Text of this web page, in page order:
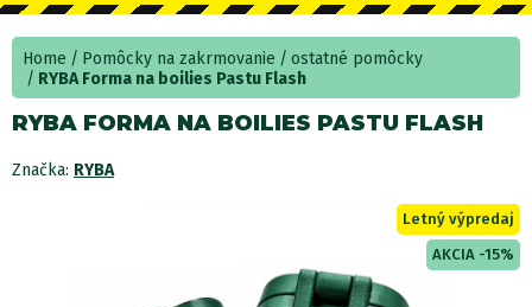
Home Pomôcky na zakrmovanie
ostatné pomôcky
RYBA Forma na boilies Pastu Flash
RYBA FORMA NA BOILIES PASTU FLASH
Značka: RYBA
Letný výpredaj
AKCIA -15%